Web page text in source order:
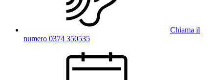
Chiama il
numero 0374 350535